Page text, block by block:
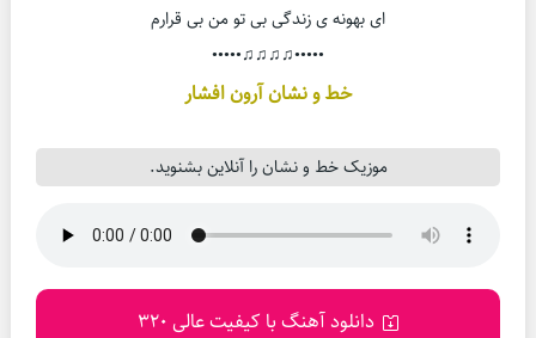
ای بهونه ی زندگی بی تو من بی قرارم
•••••♫♫♫♫•••••
خط و نشان آرون افشار
موزیک خط و نشان را آنلاین بشنوید.
دانلود آهنگ با کیفیت عالی 320